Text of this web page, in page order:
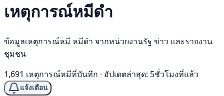
เหตุการณ์หมีดำ
ข้อมูลเหตุการณ์หมี หมีดำ จากหน่วยงานรัฐ ข่าว และรายงาน
ชุมชน
1,691 เหตุการณ์หมีที่บันทึก · อัปเดตล่าสุด: 5ชั่วโมงที่แล้ว
แจ้งเตือน